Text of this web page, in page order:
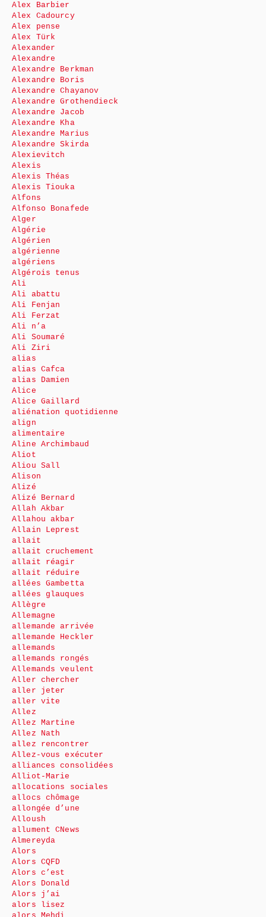
Alex Barbier
Alex Cadourcy
Alex pense
Alex Türk
Alexander
Alexandre
Alexandre Berkman
Alexandre Boris
Alexandre Chayanov
Alexandre Grothendieck
Alexandre Jacob
Alexandre Kha
Alexandre Marius
Alexandre Skirda
Alexievitch
Alexis
Alexis Théas
Alexis Tiouka
Alfons
Alfonso Bonafede
Alger
Algérie
Algérien
algérienne
algériens
Algérois tenus
Ali
Ali abattu
Ali Fenjan
Ali Ferzat
Ali n’a
Ali Soumaré
Ali Ziri
alias
alias Cafca
alias Damien
Alice
Alice Gaillard
aliénation quotidienne
align
alimentaire
Aline Archimbaud
Aliot
Aliou Sall
Alison
Alizé
Alizé Bernard
Allah Akbar
Allahou akbar
Allain Leprest
allait
allait cruchement
allait réagir
allait réduire
allées Gambetta
allées glauques
Allègre
Allemagne
allemande arrivée
allemande Heckler
allemands
allemands rongés
Allemands veulent
Aller chercher
aller jeter
aller vite
Allez
Allez Martine
Allez Nath
allez rencontrer
Allez-vous exécuter
alliances consolidées
Alliot-Marie
allocations sociales
allocs chômage
allongée d’une
Alloush
allument CNews
Almereyda
Alors
Alors CQFD
Alors c’est
Alors Donald
Alors j’ai
alors lisez